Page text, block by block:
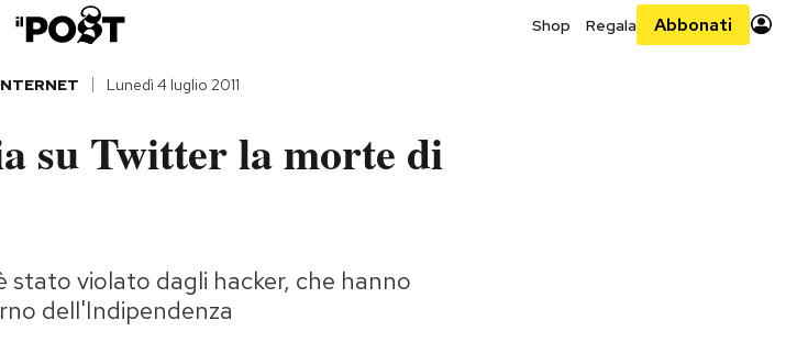
Shop Regala Abbonati
Lunedì 4 luglio 2011
su Twitter la morte di
stato violato dagli hacker, che hanno
dell'Indipendenza